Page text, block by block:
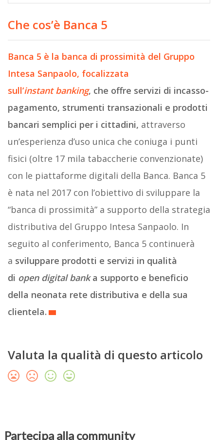
Che cos’è Banca 5
Banca 5 è la banca di prossimità del Gruppo
Intesa Sanpaolo, focalizzata
sull’instant banking, che offre servizi di incasso-
pagamento, strumenti transazionali e prodotti
bancari semplici per i cittadini, attraverso
un’esperienza d’uso unica che coniuga i punti
fisici (oltre 17 mila tabaccherie convenzionate)
con le piattaforme digitali della Banca. Banca 5
è nata nel 2017 con l’obiettivo di sviluppare la
“banca di prossimità” a supporto della strategia
distributiva del Gruppo Intesa Sanpaolo. In
seguito al conferimento, Banca 5 continuerà
a sviluppare prodotti e servizi in qualità
di open digital banka supporto e beneficio
della neonata rete distributiva e della sua
clientela.
Valuta la qualità di questo articolo
Partecipa alla community